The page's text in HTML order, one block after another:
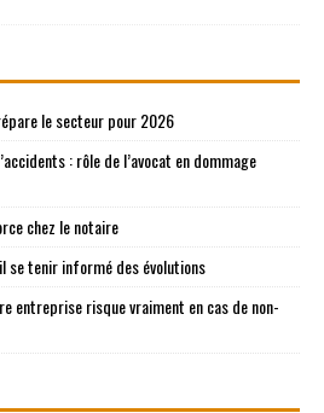
le secteur pour 2026
: rôle de l’avocat en dommage
chez le notaire
se tenir informé des évolutions
entreprise risque vraiment en cas de non-